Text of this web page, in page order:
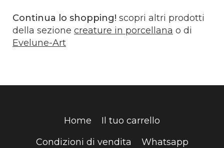
Continua lo shopping! scopri altri prodotti
della sezione creature in porcellana o di
Evelune-Art
Home
Il tuo carrello
Condizioni di vendita
Whatsapp